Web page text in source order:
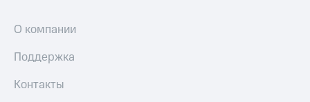
О компании
Поддержка
Контакты